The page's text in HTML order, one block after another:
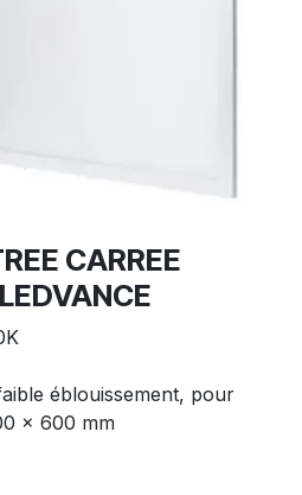
CARREE
éblouissement, pour
x 600 mm